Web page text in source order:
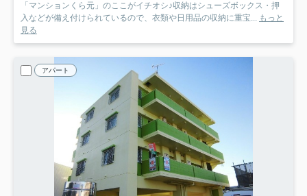
「マンションくら元」のここがイチオシ♪収納はシューズボックス・押
入などが備え付けられているので、衣類や日用品の収納に重宝... もっと
見る
アパート